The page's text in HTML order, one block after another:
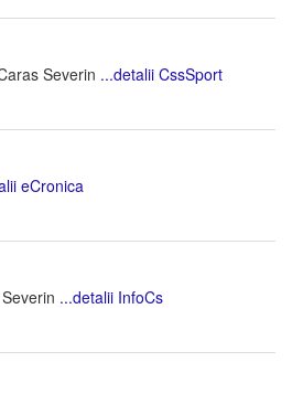
Severin ...detalii CssSport
eCronica
...detalii InfoCs